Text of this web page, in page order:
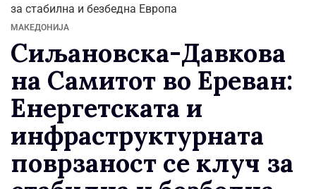
МАКЕДОНИЈА
Сиљановска-Давкова
на Самитот во Ереван:
Енергетската и
инфраструктурната
поврзаност се клуч за